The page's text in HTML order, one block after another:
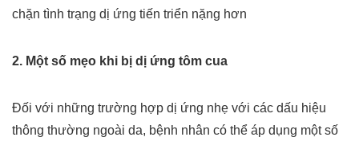
chặn tình trạng dị ứng tiến triển nặng hơn
2. Một số mẹo khi bị dị ứng tôm cua
Đối với những trường hợp dị ứng nhẹ với các dấu hiệu
thông thường ngoài da, bệnh nhân có thể áp dụng một số